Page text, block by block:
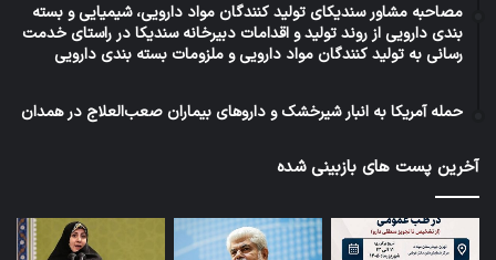
مصاحبه مشاور سندیکای تولید کنندگان مواد دارویی، شیمیایی و بسته
بندی دارویی از روند تولید و اقدامات دبیرخانه سندیکا در راستای خدمت
رسانی به تولید کنندگان مواد دارویی و ملزومات بسته بندی دارویی
حمله آمریکا به انبار شیرخشک و داروهای بیماران صعب‌العلاج در همدان
آخرین پست های بازبینی شده